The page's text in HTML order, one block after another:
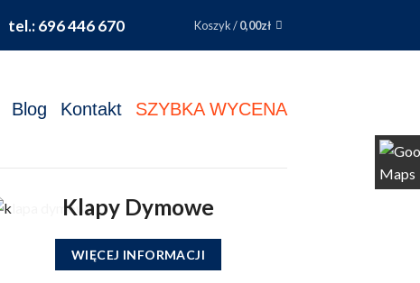
tel.: 696 446 670 Koszyk /0,00zł
Blog Kontakt SZYBKA WYCENA
Klapy Dymowe
WIĘCEJ INFORMACJI